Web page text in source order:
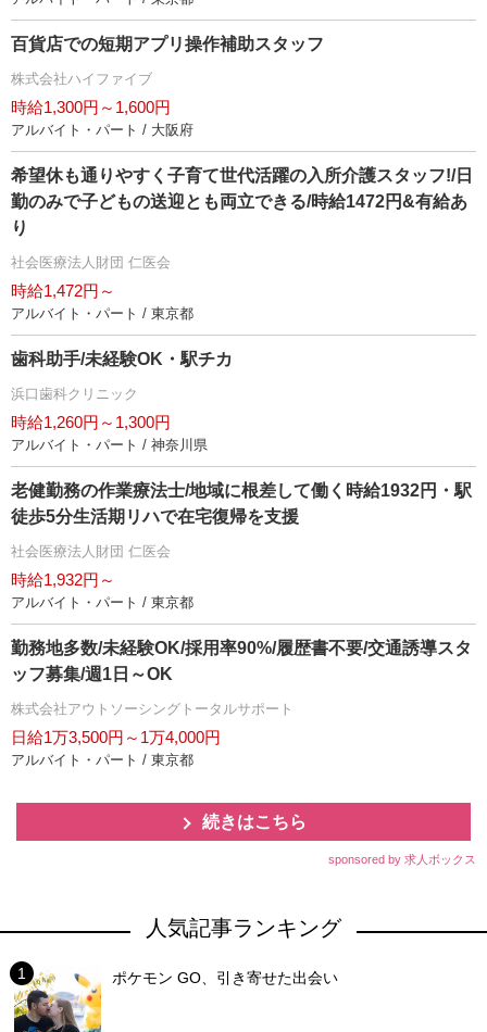
百貨店での短期アプリ操作補助スタッフ
株式会社ハイファイブ
時給1,300円～1,600円
アルバイト・パート / 大阪府
希望休も通りやすく子育て世代活躍の入所介護スタッフ!/日
勤のみで子どもの送迎とも両立できる/時給1472円&有給あ
り
社会医療法人財団 仁医会
時給1,472円～
アルバイト・パート / 東京都
歯科助手/未経験OK・駅チカ
浜口歯科クリニック
時給1,260円～1,300円
アルバイト・パート / 神奈川県
老健勤務の作業療法士/地域に根差して働く時給1932円・駅
徒歩5分生活期リハで在宅復帰を支援
社会医療法人財団 仁医会
時給1,932円～
アルバイト・パート / 東京都
勤務地多数/未経験OK/採用率90%/履歴書不要/交通誘導スタ
ッフ募集/週1日～OK
株式会社アウトソーシングトータルサポート
日給1万3,500円～1万4,000円
アルバイト・パート / 東京都
続きはこちら
sponsored by 求人ボックス
人気記事ランキング
ポケモン GO、引き寄せた出会い